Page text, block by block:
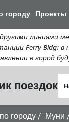
городу Проекты
линиями
Ferry Bldg;
в город
поездок
городу Муни